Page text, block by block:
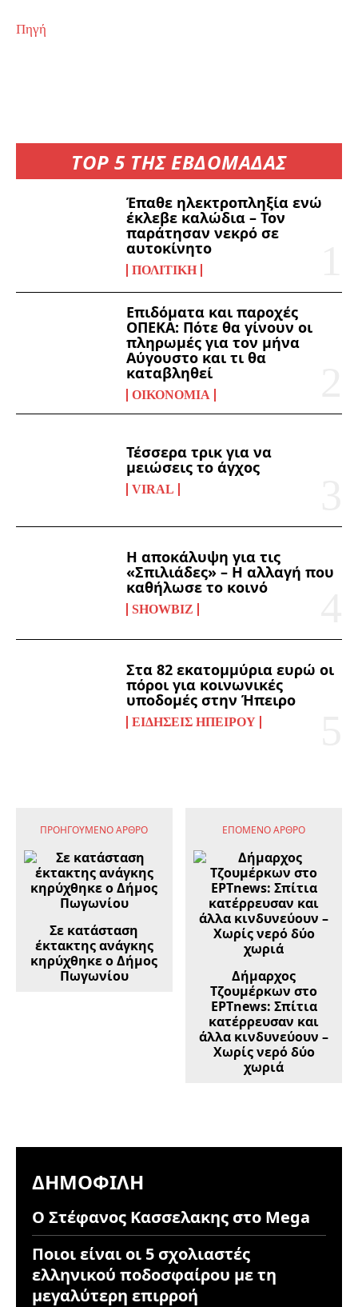
TOP 5 ΤΗΣ ΕΒΔΟΜΑΔΑΣ
Έπαθε ηλεκτροπληξία ενώ
έκλεβε καλώδια – Τον
παράτησαν νεκρό σε
αυτοκίνητο
ΠΟΛΙΤΙΚΉ
Επιδόματα και παροχές
ΟΠΕΚΑ: Πότε θα γίνουν οι
πληρωμές για τον μήνα
Αύγουστο και τι θα
καταβληθεί
ΟΙΚΟΝΟΜΊΑ
Τέσσερα τρικ για να
μειώσεις το άγχος
VIRAL
Η αποκάλυψη για τις
«Σπιλιάδες» – Η αλλαγή που
καθήλωσε το κοινό
SHOWBIZ
Στα 82 εκατομμύρια ευρώ οι
πόροι για κοινωνικές
υποδομές στην Ήπειρο
ΕΙΔΉΣΕΙΣ ΗΠΕΊΡΟΥ
Πηγή
ΠΡΟΗΓΟΎΜΕΝΟ ΆΡΘΡΟ
Σε κατάσταση
έκτακτης ανάγκης
κηρύχθηκε ο Δήμος
Πωγωνίου
ΕΠΌΜΕΝΟ ΆΡΘΡΟ
Δήμαρχος
Τζουμέρκων στο
ΕΡΤnews: Σπίτια
κατέρρευσαν και
άλλα κινδυνεύουν –
Χωρίς νερό δύο
χωριά
ΔΗΜΟΦΙΛΉ
Ο Στέφανος Κασσελακης στο Mega
Ποιοι είναι οι 5 σχολιαστές
ελληνικού ποδοσφαίρου με τη
μεγαλύτερη επιρροή